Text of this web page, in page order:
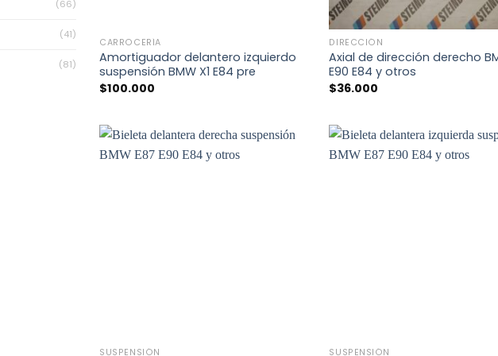
(66)
(41)
(81)
CARROCERÍA
Amortiguador delantero izquierdo
suspensión BMW X1 E84 pre
$100.000
DIRECCIÓN
Axial de dirección derecho
E90 E84 y otros
$36.000
SUSPENSIÓN SUSPENSIÓN